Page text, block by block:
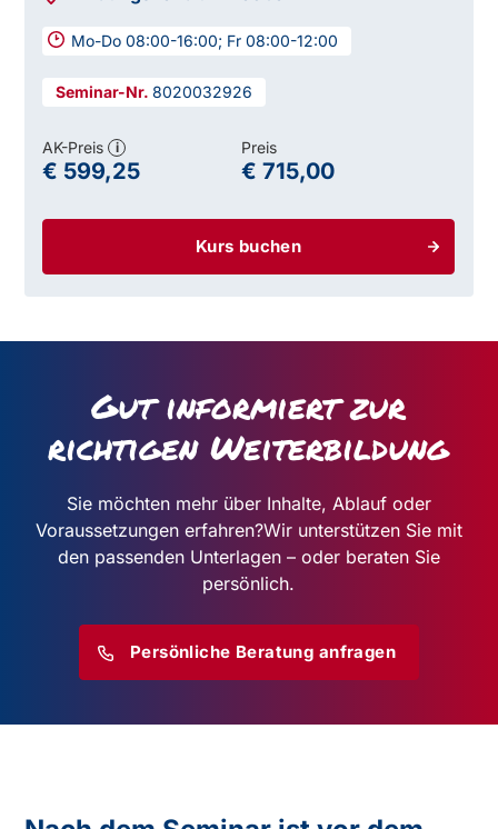
Mo-Do 08:00-16:00; Fr 08:00-12:00
8020032926
Kurs buchen
AK-Preis i
€ 599,25
Preis
€ 715,00
Gut informiert zur
richtigen Weiterbildung
Sie möchten mehr über Inhalte, Ablauf oder
Voraussetzungen erfahren?Wir unterstützen Sie mit
den passenden Unterlagen – oder beraten Sie
persönlich.
Persönliche Beratung anfragen